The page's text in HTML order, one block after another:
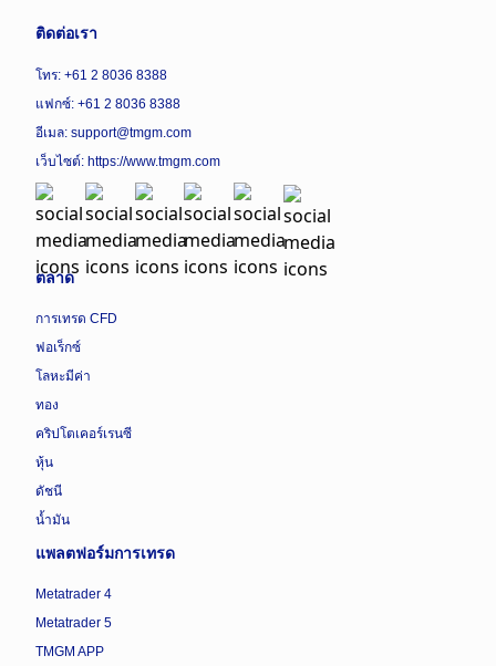
ติดต่อเรา
โทร: +61 2 8036 8388
แฟกซ์: +61 2 8036 8388
อีเมล: support@tmgm.com
เว็บไซต์: https://www.tmgm.com
ตลาด
การเทรด CFD
ฟอเร็กซ์
โลหะมีค่า
ทอง
คริปโตเคอร์เรนซี
หุ้น
ดัชนี
น้ำมัน
แพลตฟอร์มการเทรด
Metatrader 4
Metatrader 5
TMGM APP